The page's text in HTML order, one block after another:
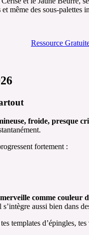
et même des sous-palettes
Ressource
froide, presque
fortement :
comme couleur
aussi bien dans
templates d’épingles,